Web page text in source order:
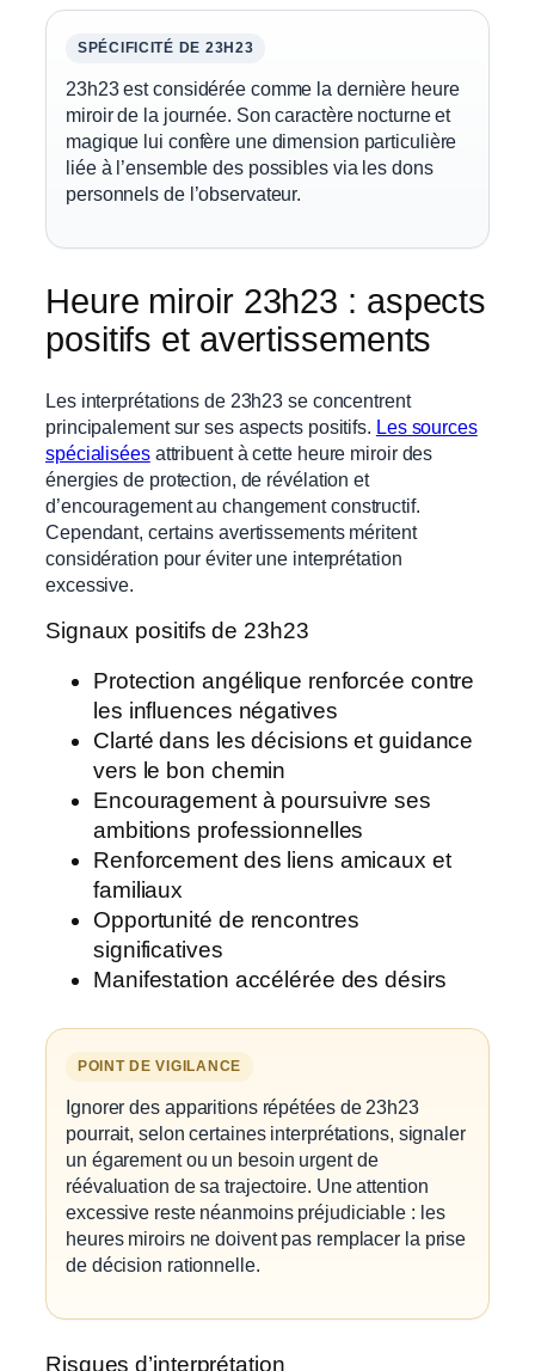
SPÉCIFICITÉ DE 23H23
23h23 est considérée comme la dernière heure
miroir de la journée. Son caractère nocturne et
magique lui confère une dimension particulière
liée à l’ensemble des possibles via les dons
personnels de l’observateur.
Heure miroir 23h23 : aspects
positifs et avertissements
Les interprétations de 23h23 se concentrent
principalement sur ses aspects positifs. Les sources
spécialiséesattribuent à cette heure miroir des
énergies de protection, de révélation et
d’encouragement au changement constructif.
Cependant, certains avertissements méritent
considération pour éviter une interprétation
excessive.
Signaux positifs de 23h23
Protection angélique renforcée contre
les influences négatives
Clarté dans les décisions et guidance
vers le bon chemin
Encouragement à poursuivre ses
ambitions professionnelles
Renforcement des liens amicaux et
familiaux
Opportunité de rencontres
significatives
Manifestation accélérée des désirs
POINT DE VIGILANCE
Ignorer des apparitions répétées de 23h23
pourrait, selon certaines interprétations, signaler
un égarement ou un besoin urgent de
réévaluation de sa trajectoire. Une attention
excessive reste néanmoins préjudiciable : les
heures miroirs ne doivent pas remplacer la prise
de décision rationnelle.
Risques d’interprétation